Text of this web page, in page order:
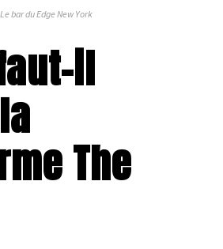
Le bar du Edge New York
il
The